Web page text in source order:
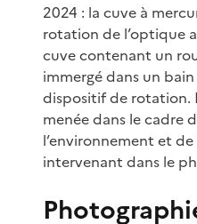
2024 : la cuve à
rotation de l’optique
cuve contenant un
immergé dans un bain
dispositif de rotation.
menée dans le cadre
l’environnement et
intervenant dans le